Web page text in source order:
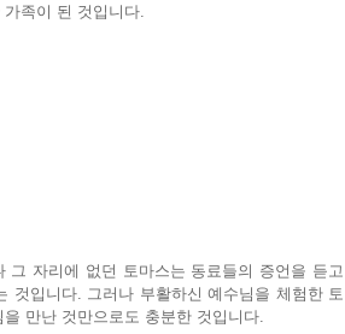
족이 된 것입니다.
그 자리에 없던 토마스는 동료들의 증언을 듣고
것입니다. 그러나 부활하신 예수님을 체험한 토
만난 것만으로도 충분한 것입니다.